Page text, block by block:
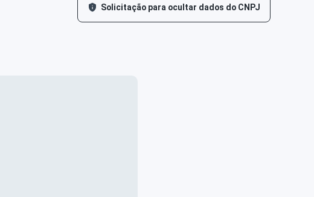
Solicitação para ocultar dados do CNPJ